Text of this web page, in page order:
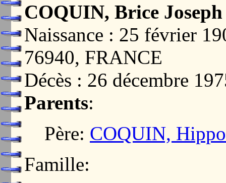
COQUIN, Brice
Naissance : 25 février
76940, FRANCE
Décès : 26 décembre
Parents:
Père: COQUIN,
Famille: